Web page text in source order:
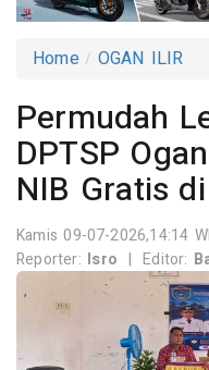
Home OGAN ILIR
Permudah
DPTSP
NIB Gratis
Kamis 09-07-2026,14:14
Reporter: Isro | Editor: